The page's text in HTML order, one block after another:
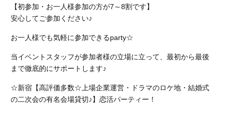
【初参加・お一人様参加の方が7～8割です】
安心してご参加ください♪
お一人様でも気軽に参加できるparty☆
当イベントスタッフが参加者様の立場に立って、最初から最後
まで徹底的にサポートします♪
☆新宿【高評価多数☆上場企業運営・ドラマのロケ地・結婚式
の二次会の有名会場貸切♪】恋活パーティー！